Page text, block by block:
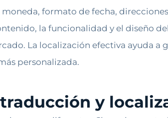
formato de fecha,
la funcionalidad y el diseño
La localización efectiva ayuda
personalizada.
y